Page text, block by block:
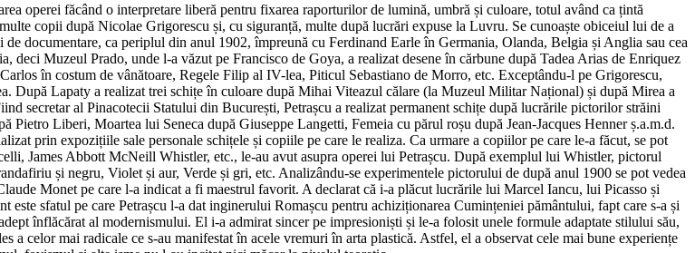
operei făcând o interpretare liberă pentru fixarea raporturilor de lumină, umbră și culoare, totul având ca țintă
copii după Nicolae Grigorescu și, cu siguranță, multe după lucrări expuse la Luvru. Se cunoaște obiceiul lui de a
documentare, ca periplul din anul 1902, împreună cu Ferdinand Earle în Germania, Olanda, Belgia și Anglia sau cea
Muzeul Prado, unde l-a văzut pe Francisco de Goya, a realizat desene în cărbune după Tadea Arias de Enriquez
în costum de vânătoare, Regele Filip al IV-lea, Piticul Sebastiano de Morro, etc. Exceptându-l pe Grigorescu,
După Lapaty a realizat trei schițe în culoare după Mihai Viteazul călare (la Muzeul Militar Național) și după Mirea a
secretar al Pinacotecii Statului din București, Petrașcu a realizat permanent schițe după lucrările pictorilor străini
Liberi, Moartea lui Seneca după Giuseppe Langetti, Femeia cu părul roșu după Jean-Jacques Henner ș.a.m.d.
prin expozițiile sale personale schițele și copiile pe care le realiza. Ca urmare a copiilor pe care le-a făcut, se pot
James Abbott McNeill Whistler, etc., le-au avut asupra operei lui Petrașcu. După exemplul lui Whistler, pictorul
și negru, Violet și aur, Verde și gri, etc. Analizându-se experimentele pictorului de după anul 1900 se pot vedea
Monet pe care l-a indicat a fi maestrul favorit. A declarat că i-a plăcut lucrările lui Marcel Iancu, lui Picasso și
sfatul pe care Petrașcu l-a dat inginerului Romașcu pentru achiziționarea Cumințeniei pământului, fapt care s-a și
înflăcărat al modernismului. El i-a admirat sincer pe impresioniști și le-a folosit unele formule adaptate stilului său,
celor mai radicale ce s-au manifestat în acele vremuri în arta plastică. Astfel, el a observat cele mai bune experiențe